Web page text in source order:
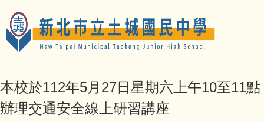
本校於112年5月27日星期六上午10至11點
辦理交通安全線上研習講座